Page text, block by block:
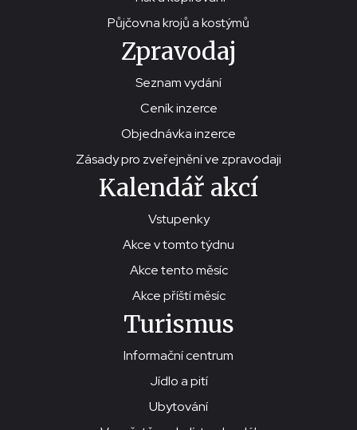
Půjčovna krojů a kostýmů
Zpravodaj
Seznam vydání
Ceník inzerce
Objednávka inzerce
Zásady pro zveřejnění ve zpravodaji
Kalendář akcí
Vstupenky
Akce v tomto týdnu
Akce tento měsíc
Akce příští měsíc
Turismus
Informační centrum
Jídlo a pití
Ubytování